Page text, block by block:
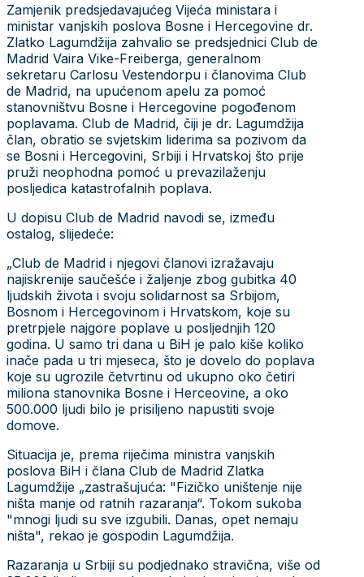
Zamjenik predsjedavajućeg Vijeća ministara i
ministar vanjskih poslova Bosne i Hercegovine dr.
Zlatko Lagumdžija zahvalio se predsjednici Club de
Madrid Vaira Vike-Freiberga, generalnom
sekretaru Carlosu Vestendorpu i članovima Club
de Madrid, na upućenom apelu za pomoć
stanovništvu Bosne i Hercegovine pogođenom
poplavama. Club de Madrid, čiji je dr. Lagumdžija
član, obratio se svjetskim liderima sa pozivom da
se Bosni i Hercegovini, Srbiji i Hrvatskoj što prije
pruži neophodna pomoć u prevazilaženju
posljedica katastrofalnih poplava.
U dopisu Club de Madrid navodi se, između
ostalog, slijedeće:
„Club de Madrid i njegovi članovi izražavaju
najiskrenije saučešće i žaljenje zbog gubitka 40
ljudskih života i svoju solidarnost sa Srbijom,
Bosnom i Hercegovinom i Hrvatskom, koje su
pretrpjele najgore poplave u posljednjih 120
godina. U samo tri dana u BiH je palo kiše koliko
inače pada u tri mjeseca, što je dovelo do poplava
koje su ugrozile četvrtinu od ukupno oko četiri
miliona stanovnika Bosne i Herceovine, a oko
500.000 ljudi bilo je prisiljeno napustiti svoje
domove.
Situacija je, prema riječima ministra vanjskih
poslova BiH i člana Club de Madrid Zlatka
Lagumdžije „zastrašujuća: "Fizičko uništenje nije
ništa manje od ratnih razaranja“. Tokom sukoba
"mnogi ljudi su sve izgubili. Danas, opet nemaju
ništa", rekao je gospodin Lagumdžija.
Razaranja u Srbiji su podjednako stravična, više od